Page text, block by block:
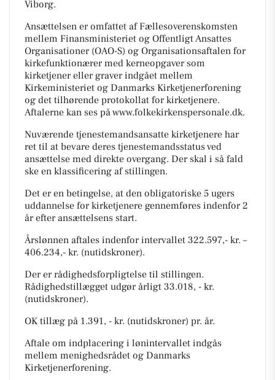
Viborg.
Ansættelsen er omfattet af Fællesoverenskomsten
mellem Finansministeriet og Offentligt Ansattes
Organisationer (OAO-S) og Organisationsaftalen for
kirkefunktionærer med kerneopgaver som
kirketjener eller graver indgået mellem
Kirkeministeriet og Danmarks Kirketjenerforening
og det tilhørende protokollat for kirketjenere.
Aftalerne kan ses på www.folkekirkenspersonale.dk.
Nuværende tjenestemandsansatte kirketjenere har
ret til at bevare deres tjenestemandsstatus ved
ansættelse med direkte overgang. Der skal i så fald
ske en klassificering af stillingen.
Det er en betingelse, at den obligatoriske 5 ugers
uddannelse for kirketjenere gennemføres indenfor 2
år efter ansættelsens start.
Årslønnen aftales indenfor intervallet 322.597,- kr. –
406.234,- kr. (nutidskroner).
Der er rådighedsforpligtelse til stillingen.
Rådighedstillægget udgør årligt 33.018, - kr.
(nutidskroner).
OK tillæg på 1.391, - kr. (nutidskroner) pr. år.
Aftale om indplacering i lønintervallet indgås
mellem menighedsrådet og Danmarks
Kirketjenerforening.